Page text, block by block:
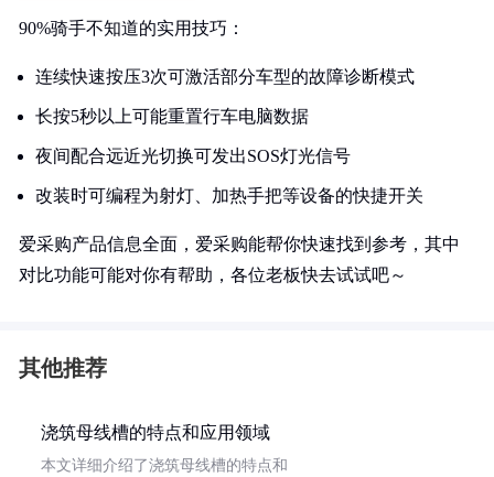
90%骑手不知道的实用技巧：
连续快速按压3次可激活部分车型的故障诊断模式
长按5秒以上可能重置行车电脑数据
夜间配合远近光切换可发出SOS灯光信号
改装时可编程为射灯、加热手把等设备的快捷开关
爱采购产品信息全面，爱采购能帮你快速找到参考，其中
对比功能可能对你有帮助，各位老板快去试试吧～
其他推荐
浇筑母线槽的特点和应用领域
本文详细介绍了浇筑母线槽的特点和